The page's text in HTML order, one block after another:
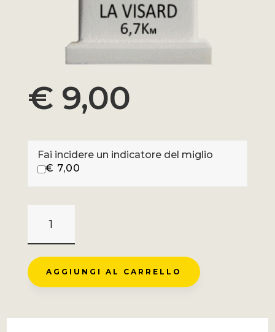
€ 9,00
Fai incidere un indicatore del miglio
€ 7,00
LA
VISARD
QUANTITÀ
AGGIUNGI AL CARRELLO